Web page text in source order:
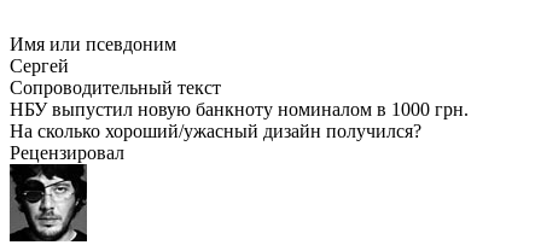
Имя или псевдоним
Сергей
Сопроводительный текст
НБУ выпустил новую банкноту номиналом в 1000 грн.
На сколько хороший/ужасный дизайн получился?
Рецензировал